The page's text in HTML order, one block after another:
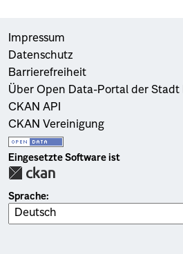
Impressum
Datenschutz
Barrierefreiheit
Über Open Data-Portal der Stadt
CKAN API
CKAN Vereinigung
Eingesetzte Software ist
Sprache